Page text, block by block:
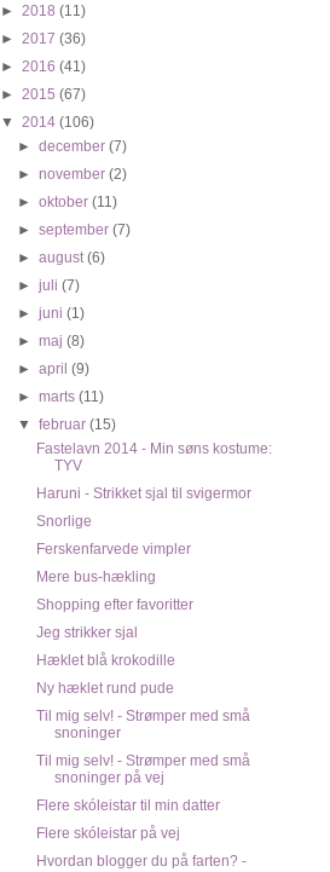
► 2018 (11)
► 2017 (36)
► 2016 (41)
► 2015 (67)
▼ 2014 (106)
►december(7)
►november(2)
►oktober(11)
►september(7)
►august(6)
►juli(7)
►juni(1)
►maj(8)
►april(9)
►marts(11)
▼februar(15)
Fastelavn 2014 - Min søns kostume:
TYV
Haruni - Strikket sjal til svigermor
Snorlige
Ferskenfarvede vimpler
Mere bus-hækling
Shopping efter favoritter
Jeg strikker sjal
Hæklet blå krokodille
Ny hæklet rund pude
Til mig selv! - Strømper med små
snoninger
Til mig selv! - Strømper med små
snoninger på vej
Flere skóleistar til min datter
Flere skóleistar på vej
Hvordan blogger du på farten? -